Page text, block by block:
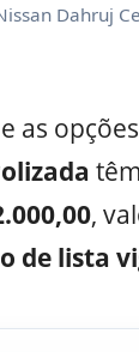
Dahruj
as
,
de lista